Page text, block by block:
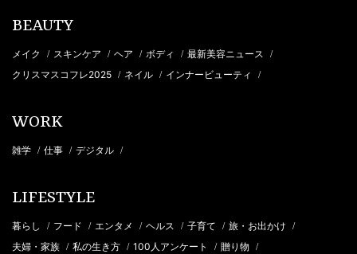
BEAUTY
メイク / スキンケア / ヘア / ボディ / 最新美容ニュース /
クリスマスコフレ2025 / ネイル / インナービューティ /
WORK
雑学 / 仕事 / デジタル /
LIFESTYLE
暮らし / フード / エンタメ / ヘルス / 子育て / 旅・お出かけ /
夫婦・家族 / 私の生き方 / 100人アンケート / 贈り物 /